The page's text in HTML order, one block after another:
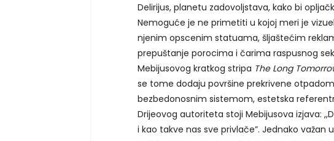
Delirijus, planetu zadovoljstava, kako bi
Nemoguće je ne primetiti u kojoj meri je
njenim opscenim statuama, šljaštećim
prepuštanje porocima i čarima raspusnog
Mebijusovog kratkog stripa The Long
se tome dodaju površine prekrivene
bezbedonosnim sistemom, estetska
Drijeovog autoriteta stoji Mebijusova izjava:
i kao takve nas sve privlače”. Jednako